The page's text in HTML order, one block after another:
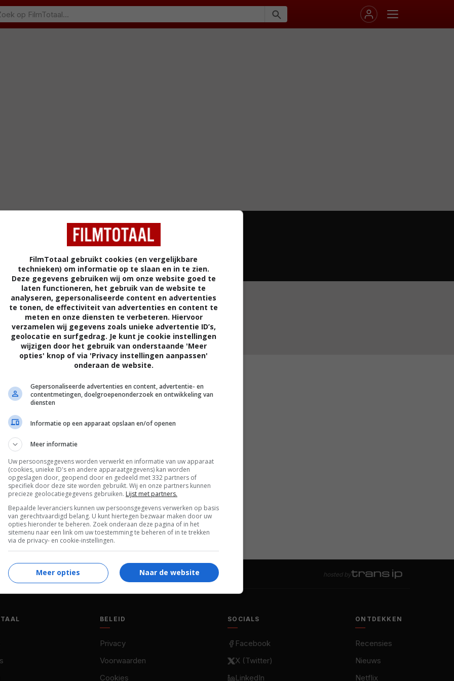
(1948)
VERENIGDE STATEN
brengt om haar laatste wens te vervullen het dode
naar haar thuisstadje. Daar moet het begraven
geïnteresseerd te krijgen en de studio over te
laatste de film uit te brengen, vraagt hij alle lokale
dagen hun klokken te laten luiden.
Het wonder der klokken
Irving Pichel.
Frank Ferguson,Frank Sinatra,Philip Ahn,
Fred MacMurray,Lee J. Cobb,Alida Valli,
Charles Meredith,James Nolan,Harold
Vermilyea,Frank Wilcox,Veronica Pataky.
hosted by
BELEID
Privacy
Voorwaarden
Cookies
SOCIALS
Facebook
X (Twitter)
LinkedIn
ONTDEKKEN
Recensies
Nieuws
Netflix
FilmTotaal gebruikt cookies (en vergelijkbare
technieken) om informatie op te slaan en in te zien.
Deze gegevens gebruiken wij om onze website goed te
laten functioneren, het gebruik van de website te
analyseren, gepersonaliseerde content en advertenties
te tonen, de effectiviteit van advertenties en content te
meten en onze diensten te verbeteren. Hiervoor
verzamelen wij gegevens zoals unieke advertentie ID’s,
geolocatie en surfgedrag. Je kunt je cookie instellingen
wijzigen door het gebruik van onderstaande 'Meer
opties' knop of via 'Privacy instellingen aanpassen'
onderaan de website.
Gepersonaliseerde advertenties en content, advertentie- en
contentmetingen, doelgroepenonderzoek en ontwikkeling van
diensten
Informatie op een apparaat opslaan en/of openen
Meer informatie
Uw persoonsgegevens worden verwerkt en informatie van uw apparaat
(cookies, unieke ID's en andere apparaatgegevens) kan worden
opgeslagen door, geopend door en gedeeld met 332 partners of
specifiek door deze site worden gebruikt. Wij en onze partners kunnen
precieze geolocatiegegevens gebruiken. Lijst met partners.
Bepaalde leveranciers kunnen uw persoonsgegevens verwerken op basis
van gerechtvaardigd belang. U kunt hiertegen bezwaar maken door uw
opties hieronder te beheren. Zoek onderaan deze pagina of in het
sitemenu naar een link om uw toestemming te beheren of in te trekken
via de privacy- en cookie-instellingen.
Naar de website
Meer opties